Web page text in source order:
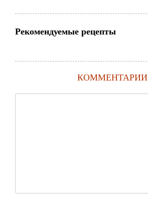
Рекомендуемые рецепты
КОММЕНТАРИИ